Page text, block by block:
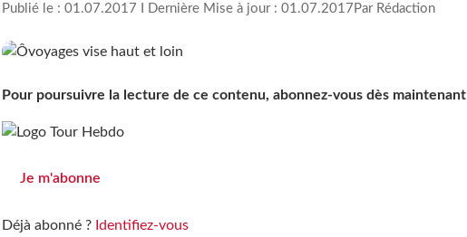
Publié le : 01.07.2017 I Dernière Mise à jour : 01.07.2017 Par Rédaction
Pour poursuivre la lecture de ce contenu, abonnez-vous dès maintenant
Je m'abonne
Déjà abonné ? Identifiez-vous